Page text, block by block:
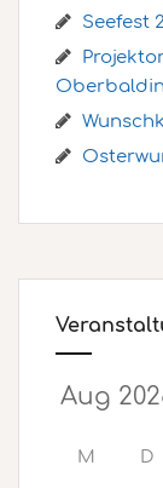
Seefest
M D